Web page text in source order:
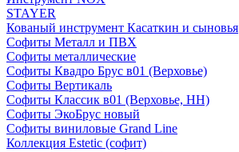
STAYER
Кованый инструмент Касаткин и сыновья
Софиты Металл и ПВХ
Софиты металлические
Софиты Квадро Брус в01 (Верховье)
Софиты Вертикаль
Софиты Классик в01 (Верховье, НН)
Софиты ЭкоБрус новый
Софиты виниловые Grand Line
Коллекция Estetic (софит)